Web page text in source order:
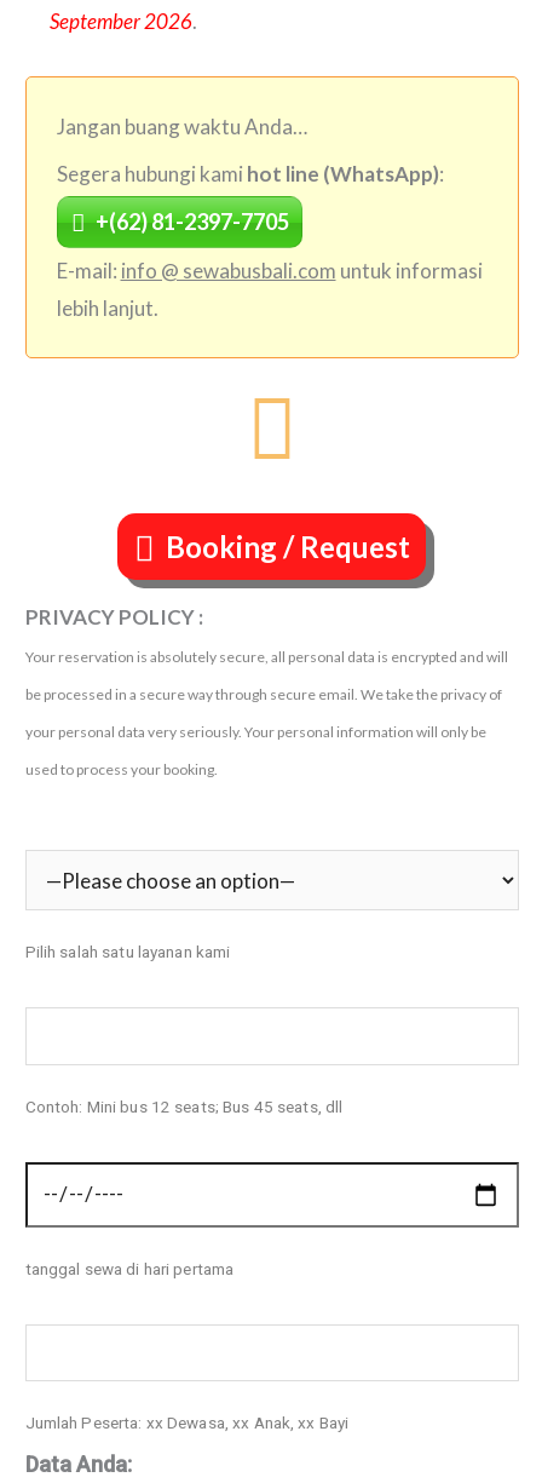
September 2026.
Jangan buang waktu Anda…
Segera hubungi kami hot line (WhatsApp):
+(62) 81-2397-7705
E-mail: info @ sewabusbali.com untuk informasi
lebih lanjut.
Booking / Request
PRIVACY POLICY :
Your reservation is absolutely secure, all personal data is encrypted and will
be processed in a secure way through secure email. We take the privacy of
your personal data very seriously. Your personal information will only be
used to process your booking.
Pilih salah satu layanan kami
Contoh: Mini bus 12 seats; Bus 45 seats, dll
tanggal sewa di hari pertama
Jumlah Peserta: xx Dewasa, xx Anak, xx Bayi
Data Anda: